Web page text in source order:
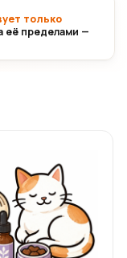
только
её пределами —